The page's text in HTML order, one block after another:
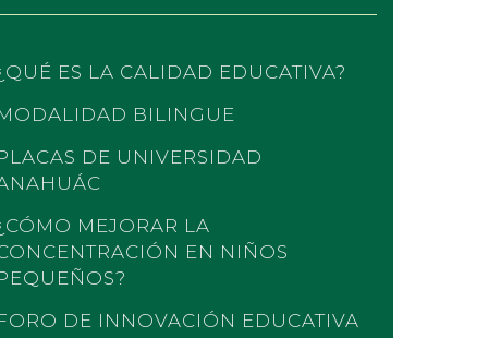
ES LA CALIDAD EDUCATIVA?
BILINGUE
DE UNIVERSIDAD
MEJORAR LA
EN NIÑOS
DE INNOVACIÓN EDUCATIVA